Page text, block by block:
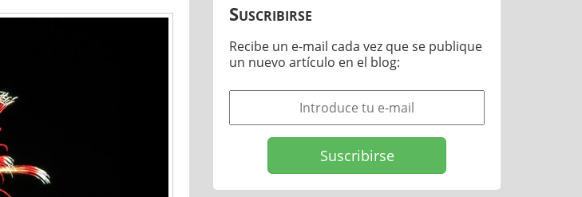
Suscribirse
Recibe un e-mail cada vez que se publique
un nuevo artículo en el blog: